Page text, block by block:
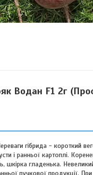
Водан F1 2г
гібрида - короткий
і ранньої картоплі.
шкірка гладенька.
пучкової продукції. При